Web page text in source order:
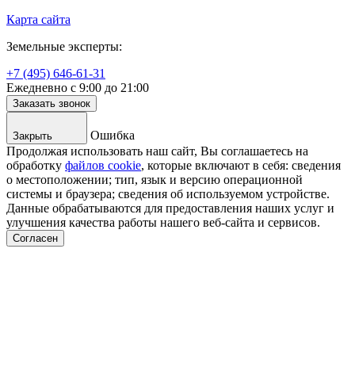
Карта сайта
Земельные эксперты:
+7 (495) 646-61-31
Ежедневно с 9:00 до 21:00
Заказать звонок
Закрыть
Ошибка
Продолжая использовать наш сайт, Вы соглашаетесь на
обработку файлов cookie, которые включают в себя: сведения
о местоположении; тип, язык и версию операционной
системы и браузера; сведения об используемом устройстве.
Данные обрабатываются для предоставления наших услуг и
улучшения качества работы нашего веб-сайта и сервисов.
Согласен